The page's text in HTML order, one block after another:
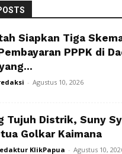
Siapkan Tiga
PPPK di
- Agustus 10, 2026
Tujuh Distrik, Suny
Golkar Kaimana
KlikPapua - Agustus 10,